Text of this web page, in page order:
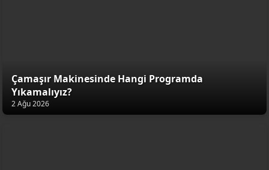
Çamaşır Makinesinde Hangi Programda
Yıkamalıyız?
2 Ağu 2026